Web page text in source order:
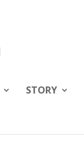
STORY